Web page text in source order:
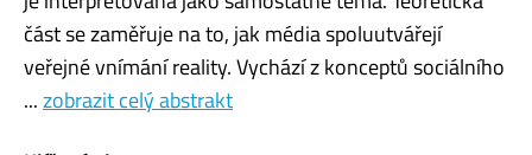
část se zaměřuje na to, jak média spoluutvářejí
veřejné vnímání reality. Vychází z konceptů sociálního
...zobrazit celý abstrakt